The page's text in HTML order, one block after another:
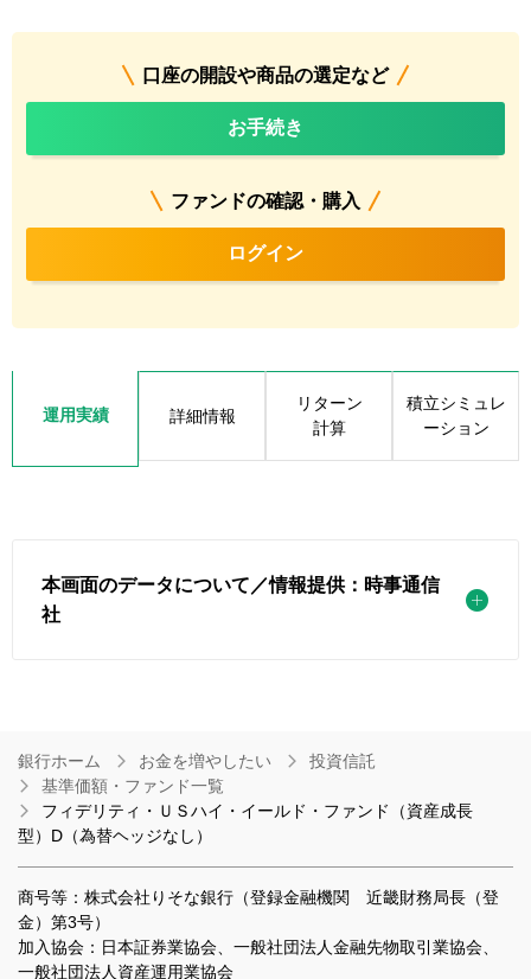
口座の開設や商品の選定など
お手続き
ファンドの確認・購入
ログイン
運用実績 詳細情報
リターン
計算
積立シミュレ
ーション
本画面のデータについて／情報提供：時事通信
社
銀行ホーム お金を増やしたい
投資信託
基準価額・ファンド一覧
フィデリティ・ＵＳハイ・イールド・ファンド（資産成長
型）D（為替ヘッジなし）
商号等：株式会社りそな銀行（登録金融機関 近畿財務局長（登
金）第3号）
加入協会：日本証券業協会、一般社団法人金融先物取引業協会、
一般社団法人資産運用業協会